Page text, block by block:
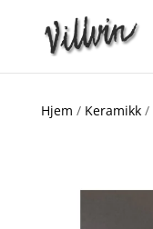
Hjem / Keramikk/